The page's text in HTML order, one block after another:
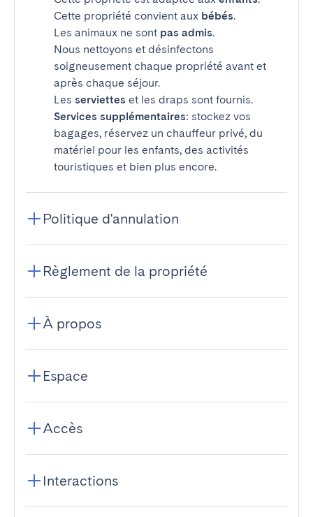
Cette propriété convient aux bébés.
Les animaux ne sont pas admis.
Nous nettoyons et désinfectons
soigneusement chaque propriété avant et
après chaque séjour.
Les serviettes et les draps sont fournis.
Services supplémentaires: stockez vos
bagages, réservez un chauffeur privé, du
matériel pour les enfants, des activités
touristiques et bien plus encore.
Politique d'annulation
Règlement de la propriété
À propos
Espace
Accès
Interactions